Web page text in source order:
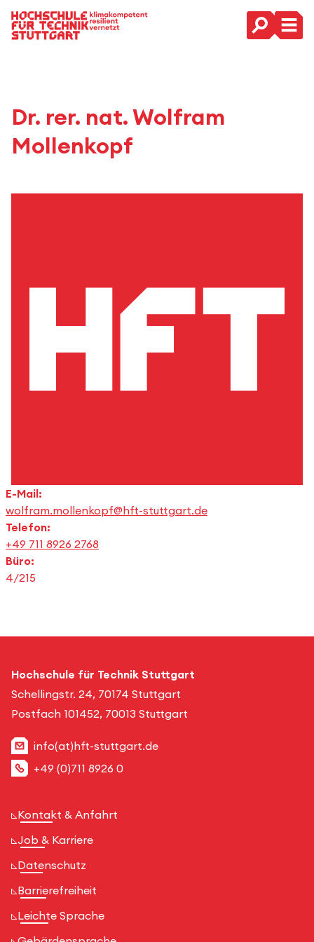
Hauptnavigation
Dr. rer. nat. Wolfram
Mollenkopf
E-Mail:
wolfram.mollenkopf@hft-stuttgart.de
Telefon:
+49 711 8926 2768
Büro:
4/215
Hochschule für Technik Stuttgart
Schellingstr. 24, 70174 Stuttgart
Postfach 101452, 70013 Stuttgart
info(at)hft-stuttgart.de
+49 (0)711 8926 0
Kontakt & Anfahrt
Job & Karriere
Datenschutz
Barrierefreiheit
Leichte Sprache